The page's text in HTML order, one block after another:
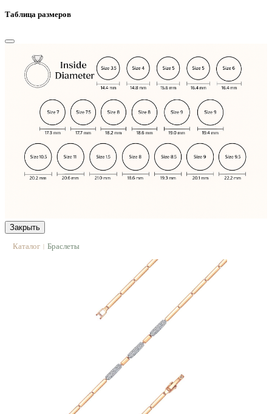
Таблица размеров
Закрыть
Каталог | Браслеты